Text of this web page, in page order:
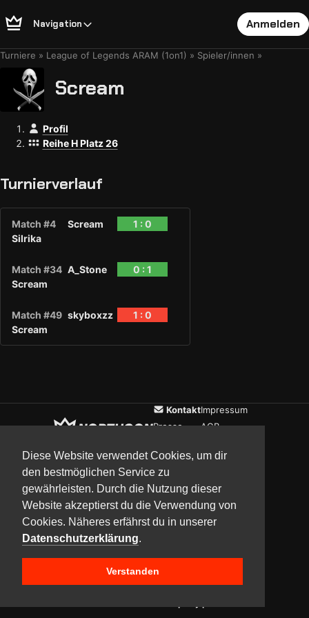
Diese Website verwendet Cookies, um dir
den bestmöglichen Service zu
gewährleisten. Durch die Nutzung dieser
Website akzeptierst du die Verwendung von
Cookies. Näheres erfährst du in unserer
Datenschutzerklärung.
Verstanden
Navigation Anmelden
Turniere League of Legends ARAM (1on1) Spieler/innen
Scream
Profil
Reihe H Platz 26
Turnierverlauf
Match #4 Scream
1 : 0
Silrika
Match #34 A_Stone
0 : 1
Scream
Match #49 skyboxzz
1 : 0
Scream
Kontakt
Presse
Impressum
AGB
UpdatesCommunityMedia